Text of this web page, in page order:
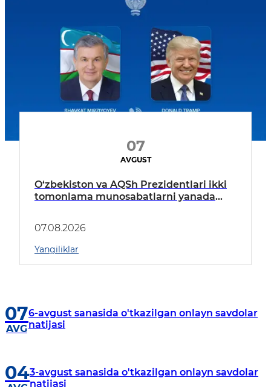
07
AVGUST
O‘zbekiston va AQSh Prezidentlari ikki
tomonlama munosabatlarni yanada
07.08.2026
Yangiliklar
07
AVG
6-avgust sanasida o'tkazilgan onlayn savdolar
natijasi
043-avgust sanasida o'tkazilgan onlayn savdolar
natijasi